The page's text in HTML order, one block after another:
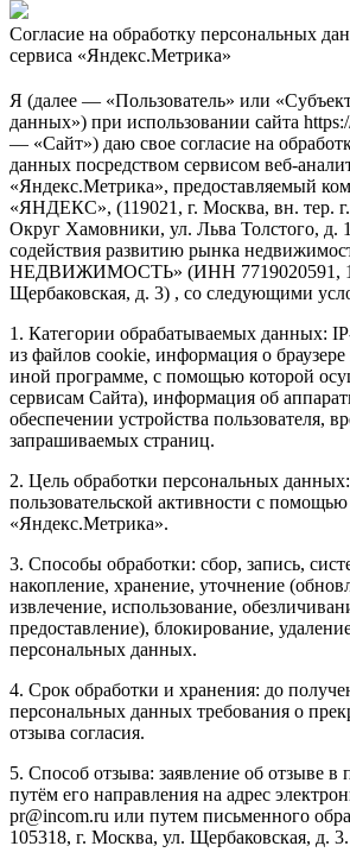
Согласие на обработку персональных
сервиса «Яндекс.Метрика»
Я (далее — «Пользователь» или
данных») при использовании сайта
— «Сайт») даю свое согласие на
данных посредством сервисом веб-
«Яндекс.Метрика», предоставляемый
«ЯНДЕКС», (119021, г. Москва, вн. тер.
Округ Хамовники, ул. Льва Толстого, д.
содействия развитию рынка
НЕДВИЖИМОСТЬ» (ИНН 7719020591,
Щербаковская, д. 3) , со следующими
1. Категории обрабатываемых данных:
из файлов cookie, информация о браузере
иной программе, с помощью которой
сервисам Сайта), информация об
обеспечении устройства пользователя,
запрашиваемых страниц.
2. Цель обработки персональных
пользовательской активности с помощью
«Яндекс.Метрика».
3. Способы обработки: сбор, запись,
накопление, хранение, уточнение
извлечение, использование,
предоставление), блокирование,
персональных данных.
4. Срок обработки и хранения: до
персональных данных требования о
отзыва согласия.
5. Способ отзыва: заявление об отзыве
путём его направления на адрес
pr@incom.ru или путем письменного
105318, г. Москва, ул. Щербаковская, д. 3.